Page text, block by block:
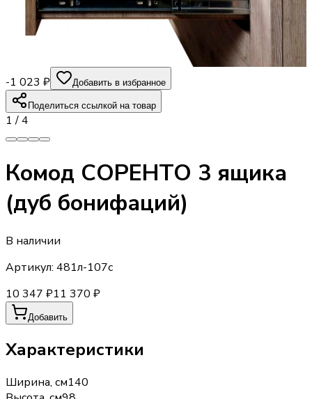
-1 023 ₽ Добавить в избранное
Поделиться ссылкой на товар
1 /4
Комод СОРЕНТО 3 ящика
(дуб бонифаций)
В наличии
Артикул: 481л-107с
10 347 ₽11 370 ₽
Добавить
Характеристики
Ширина, см140